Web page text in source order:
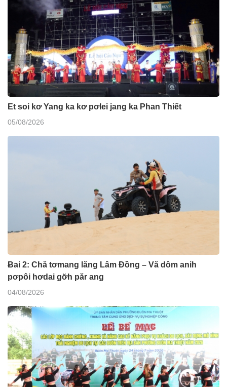
Et soi kơ Yang ka kơ pơlei jang ka Phan Thiết
05/08/2026
Ƀai 2: Chă tơmang lăng Lâm Đồng – Vă dôm anih
pơpôi hơdai gơ̆h păr ang
04/08/2026